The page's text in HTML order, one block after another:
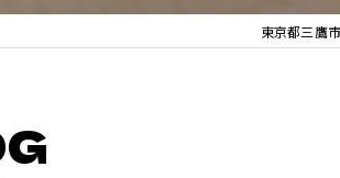
東京都三鷹